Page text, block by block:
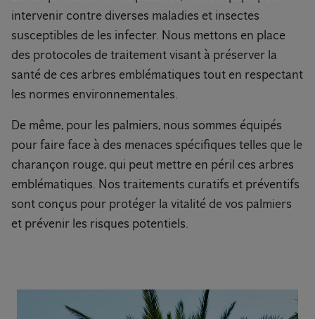
intervenir contre diverses maladies et insectes
susceptibles de les infecter. Nous mettons en place
des protocoles de traitement visant à préserver la
santé de ces arbres emblématiques tout en respectant
les normes environnementales.
De même, pour les palmiers, nous sommes équipés
pour faire face à des menaces spécifiques telles que le
charançon rouge, qui peut mettre en péril ces arbres
emblématiques. Nos traitements curatifs et préventifs
sont conçus pour protéger la vitalité de vos palmiers
et prévenir les risques potentiels.